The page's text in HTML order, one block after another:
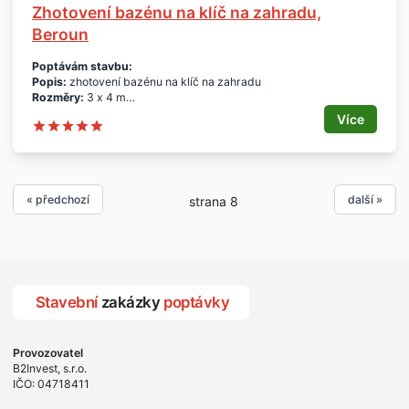
Zhotovení bazénu na klíč na zahradu,
Beroun
Poptávám stavbu:
Popis: zhotovení bazénu na klíč na zahradu
Rozměry: 3 x 4 m
dodání bazénu včetně zabudování na zahradu
rodinného domu
Lokalita:Beroun
Cena:cca do 45.000 Kč
Více
« předchozí strana 8 další »
Stavební zakázky poptávky
Provozovatel
B2Invest, s.r.o.
IČO: 04718411